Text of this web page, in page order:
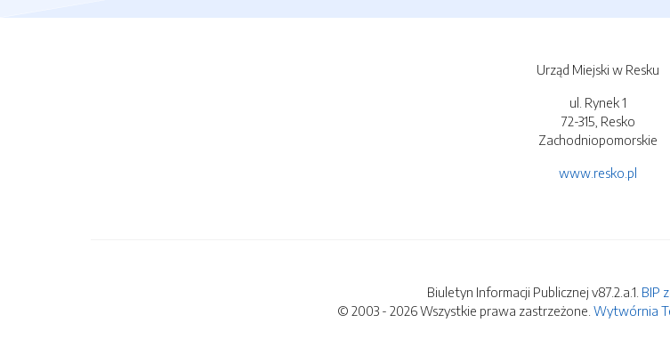
Urząd Miejski w Resku
ul. Rynek 1
72-315, Resko
Zachodniopomorskie
www.resko.pl
Biuletyn Informacji Publicznej v87.2.a.1. BIP
© 2003 - 2026 Wszystkie prawa zastrzeżone. Wytwórnia